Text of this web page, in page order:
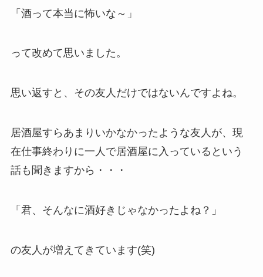
「酒って本当に怖いな～」
って改めて思いました。
思い返すと、その友人だけではないんですよね。
居酒屋すらあまりいかなかったような友人が、現
在仕事終わりに一人で居酒屋に入っているという
話も聞きますから・・・
「君、そんなに酒好きじゃなかったよね？」
の友人が増えてきています(笑)